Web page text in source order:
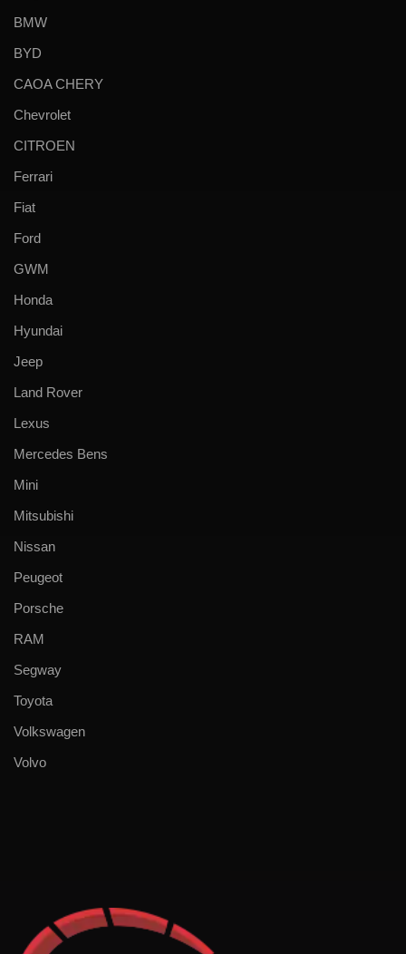
BMW
BYD
CAOA CHERY
Chevrolet
CITROEN
Ferrari
Fiat
Ford
GWM
Honda
Hyundai
Jeep
Land Rover
Lexus
Mercedes Bens
Mini
Mitsubishi
Nissan
Peugeot
Porsche
RAM
Segway
Toyota
Volkswagen
Volvo